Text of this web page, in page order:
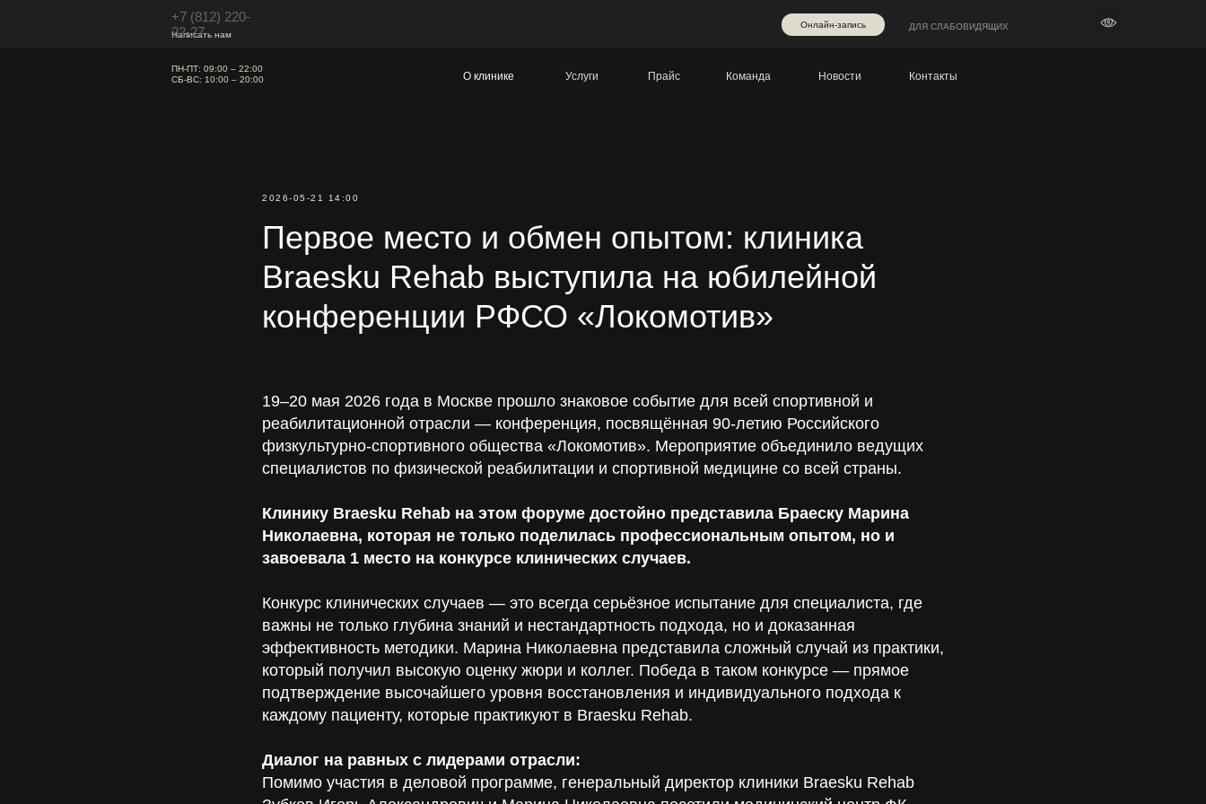
Контакты
Новости
Команда
Прайс
Услуги
О клинике
ПН-ПТ: 09:00 – 22:00
СБ-ВС: 10:00 – 20:00
ДЛЯ СЛАБОВИДЯЩИХ
Онлайн-запись
Написать нам
+7 (812) 220-
22-27
2026-05-21 14:00
Первое место и обмен опытом: клиника
Braesku Rehab выступила на юбилейной
конференции РФСО «Локомотив»
19–20 мая 2026 года в Москве прошло знаковое событие для всей спортивной и
реабилитационной отрасли — конференция, посвящённая 90-летию Российского
физкультурно-спортивного общества «Локомотив». Мероприятие объединило ведущих
специалистов по физической реабилитации и спортивной медицине со всей страны.
Клинику Braesku Rehab на этом форуме достойно представила Браеску Марина
Николаевна, которая не только поделилась профессиональным опытом, но и
завоевала 1 место на конкурсе клинических случаев.
Конкурс клинических случаев — это всегда серьёзное испытание для специалиста, где
важны не только глубина знаний и нестандартность подхода, но и доказанная
эффективность методики. Марина Николаевна представила сложный случай из практики,
который получил высокую оценку жюри и коллег. Победа в таком конкурсе — прямое
подтверждение высочайшего уровня восстановления и индивидуального подхода к
каждому пациенту, которые практикуют в Braesku Rehab.
Диалог на равных с лидерами отрасли:
Помимо участия в деловой программе, генеральный директор клиники Braesku Rehab